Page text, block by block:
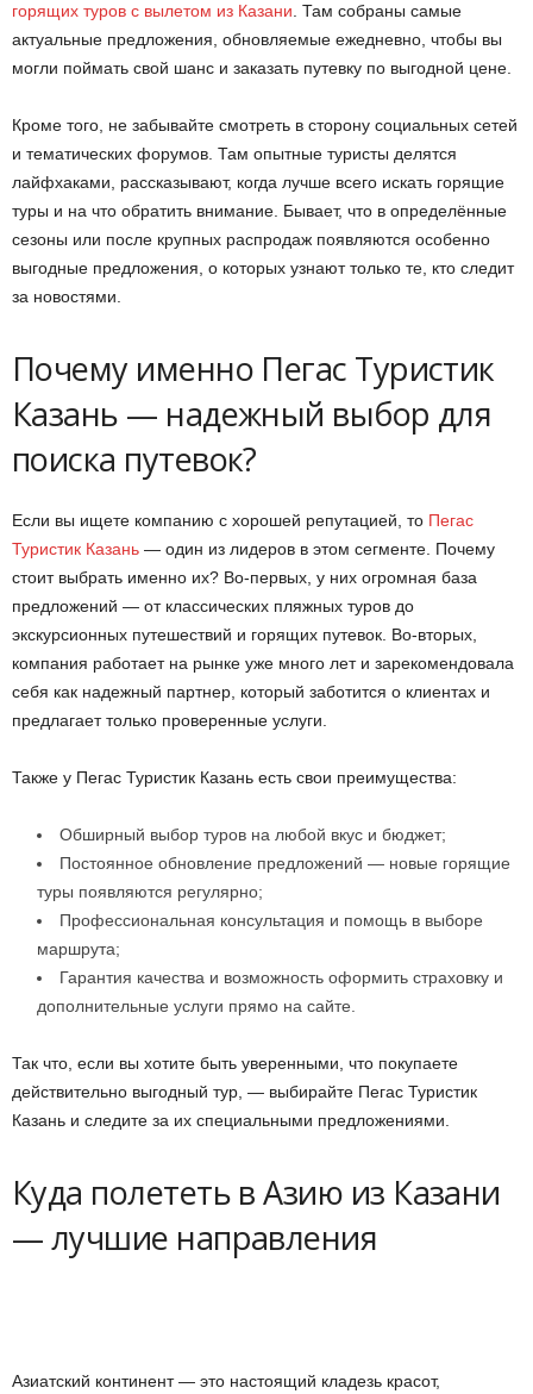
горящих туров с вылетом из Казани . Там собраны самые
актуальные предложения, обновляемые ежедневно, чтобы вы
могли поймать свой шанс и заказать путевку по выгодной цене.
Кроме того, не забывайте смотреть в сторону социальных сетей
и тематических форумов. Там опытные туристы делятся
лайфхаками, рассказывают, когда лучше всего искать горящие
туры и на что обратить внимание. Бывает, что в определённые
сезоны или после крупных распродаж появляются особенно
выгодные предложения, о которых узнают только те, кто следит
за новостями.
Почему именно Пегас Туристик
Казань — надежный выбор для
поиска путевок?
Если вы ищете компанию с хорошей репутацией, то Пегас
Туристик Казань — один из лидеров в этом сегменте. Почему
стоит выбрать именно их? Во-первых, у них огромная база
предложений — от классических пляжных туров до
экскурсионных путешествий и горящих путевок. Во-вторых,
компания работает на рынке уже много лет и зарекомендовала
себя как надежный партнер, который заботится о клиентах и
предлагает только проверенные услуги.
Также у Пегас Туристик Казань есть свои преимущества:
Обширный выбор туров на любой вкус и бюджет;
Постоянное обновление предложений — новые горящие
туры появляются регулярно;
Профессиональная консультация и помощь в выборе
маршрута;
Гарантия качества и возможность оформить страховку и
дополнительные услуги прямо на сайте.
Так что, если вы хотите быть уверенными, что покупаете
действительно выгодный тур, — выбирайте Пегас Туристик
Казань и следите за их специальными предложениями.
Куда полететь в Азию из Казани
— лучшие направления
Азиатский континент — это настоящий кладезь красот,